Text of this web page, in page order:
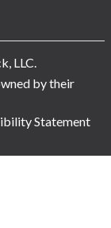
LLC.
by their
Statement